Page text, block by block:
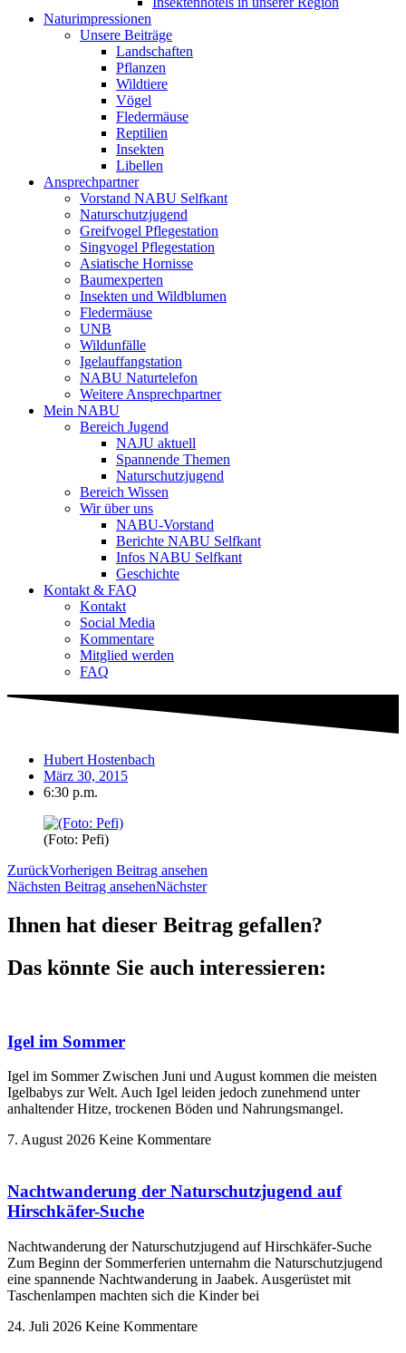
Naturimpressionen
Unsere Beiträge
Landschaften
Pflanzen
Wildtiere
Vögel
Fledermäuse
Reptilien
Insekten
Libellen
Ansprechpartner
Vorstand NABU Selfkant
Naturschutzjugend
Greifvogel Pflegestation
Singvogel Pflegestation
Asiatische Hornisse
Baumexperten
Insekten und Wildblumen
Fledermäuse
UNB
Wildunfälle
Igelauffangstation
NABU Naturtelefon
Weitere Ansprechpartner
Mein NABU
Bereich Jugend
NAJU aktuell
Spannende Themen
Naturschutzjugend
Bereich Wissen
Wir über uns
NABU-Vorstand
Berichte NABU Selfkant
Infos NABU Selfkant
Geschichte
Kontakt & FAQ
Kontakt
Social Media
Kommentare
Mitglied werden
FAQ
Hubert Hostenbach
März 30, 2015
6:30 p.m.
(Foto: Pefi)
ZurückVorherigen Beitrag ansehen
Nächsten Beitrag ansehenNächster
Ihnen hat dieser Beitrag gefallen?
Das könnte Sie auch interessieren:
Igel im Sommer
Igel im Sommer Zwischen Juni und August kommen die meisten
Igelbabys zur Welt. Auch Igel leiden jedoch zunehmend unter
anhaltender Hitze, trockenen Böden und Nahrungsmangel.
7. August 2026 Keine Kommentare
Nachtwanderung der Naturschutzjugend auf
Hirschkäfer-Suche
Nachtwanderung der Naturschutzjugend auf Hirschkäfer-Suche
Zum Beginn der Sommerferien unternahm die Naturschutzjugend
eine spannende Nachtwanderung in Jaabek. Ausgerüstet mit
Taschenlampen machten sich die Kinder bei
24. Juli 2026 Keine Kommentare